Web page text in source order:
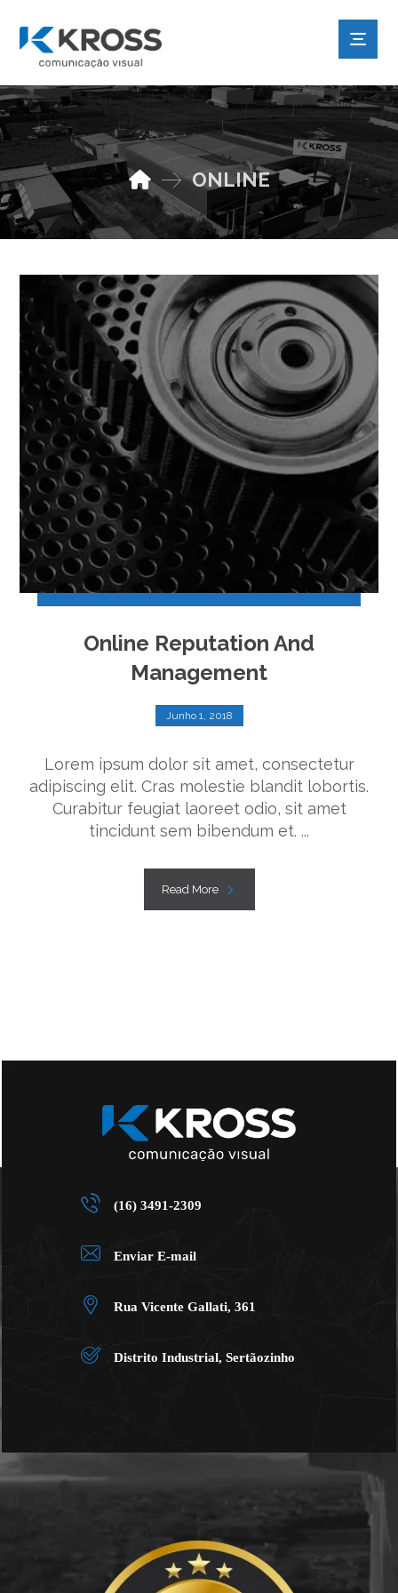
ONLINE
Online Reputation And
Management
Junho 1, 2018
Lorem ipsum dolor sit amet, consectetur
adipiscing elit. Cras molestie blandit lobortis.
Curabitur feugiat laoreet odio, sit amet
tincidunt sem bibendum et. ...
Read More
(16) 3491-2309
Enviar E-mail
Rua Vicente Gallati, 361
Distrito Industrial, Sertãozinho